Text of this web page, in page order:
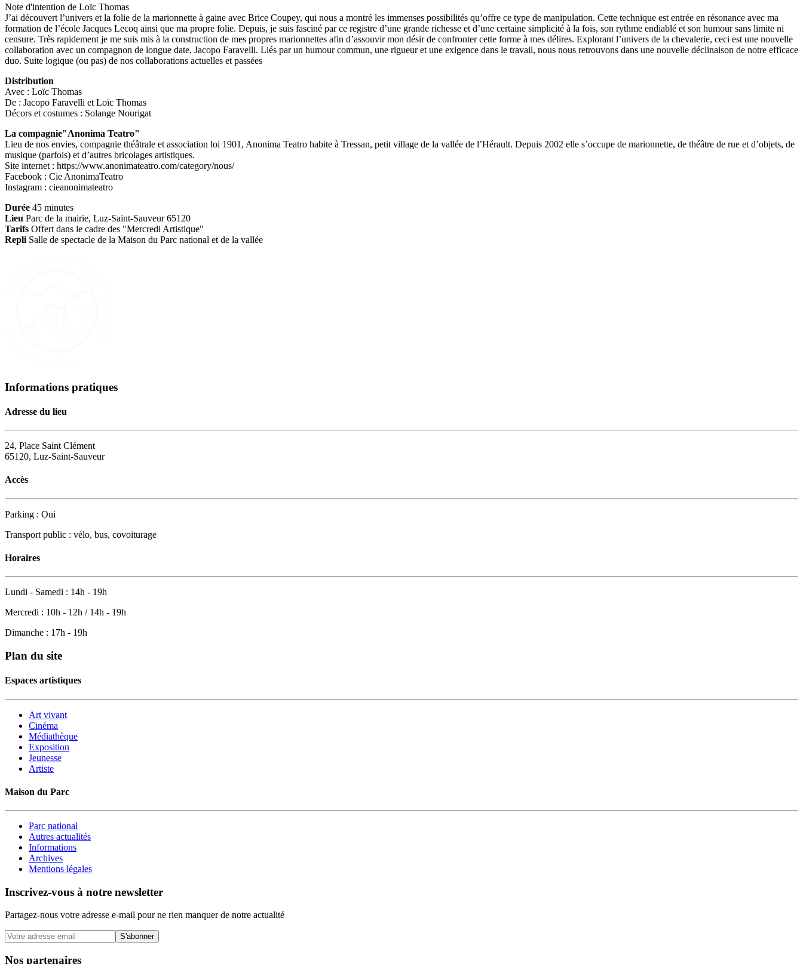
Note d'intention de Loïc Thomas
J’ai découvert l’univers et la folie de la marionnette à gaine avec Brice Coupey, qui nous a montré les immenses possibilités qu’offre ce type de manipulation. Cette technique est entrée en résonance avec ma
formation de l’école Jacques Lecoq ainsi que ma propre folie. Depuis, je suis fasciné par ce registre d’une grande richesse et d’une certaine simplicité à la fois, son rythme endiablé et son humour sans limite ni
censure. Très rapidement je me suis mis à la construction de mes propres marionnettes afin d’assouvir mon désir de confronter cette forme à mes délires. Explorant l’univers de la chevalerie, ceci est une nouvelle
collaboration avec un compagnon de longue date, Jacopo Faravelli. Liés par un humour commun, une rigueur et une exigence dans le travail, nous nous retrouvons dans une nouvelle déclinaison de notre efficace
duo. Suite logique (ou pas) de nos collaborations actuelles et passées
Distribution
Avec : Loïc Thomas
De : Jacopo Faravelli et Loïc Thomas
Décors et costumes : Solange Nourigat
La compagnie"Anonima Teatro"
Lieu de nos envies, compagnie théâtrale et association loi 1901, Anonima Teatro habite à Tressan, petit village de la vallée de l’Hérault. Depuis 2002 elle s’occupe de marionnette, de théâtre de rue et d’objets, de
musique (parfois) et d’autres bricolages artistiques.
Site internet : https://www.anonimateatro.com/category/nous/
Facebook : Cie AnonimaTeatro
Instagram : cieanonimateatro
Durée 45 minutes
Lieu Parc de la mairie, Luz-Saint-Sauveur 65120
Tarifs Offert dans le cadre des "Mercredi Artistique"
Repli Salle de spectacle de la Maison du Parc national et de la vallée
Informations pratiques
Adresse du lieu
24, Place Saint Clément
65120, Luz-Saint-Sauveur
Accès
Parking : Oui
Transport public : vélo, bus, covoiturage
Horaires
Lundi - Samedi : 14h - 19h
Mercredi : 10h - 12h / 14h - 19h
Dimanche : 17h - 19h
Plan du site
Espaces artistiques
Art vivant
Cinéma
Médiathèque
Exposition
Jeunesse
Artiste
Maison du Parc
Parc national
Autres actualités
Informations
Archives
Mentions légales
Inscrivez-vous à notre newsletter
Partagez-nous votre adresse e-mail pour ne rien manquer de notre actualité
S'abonner
Nos partenaires